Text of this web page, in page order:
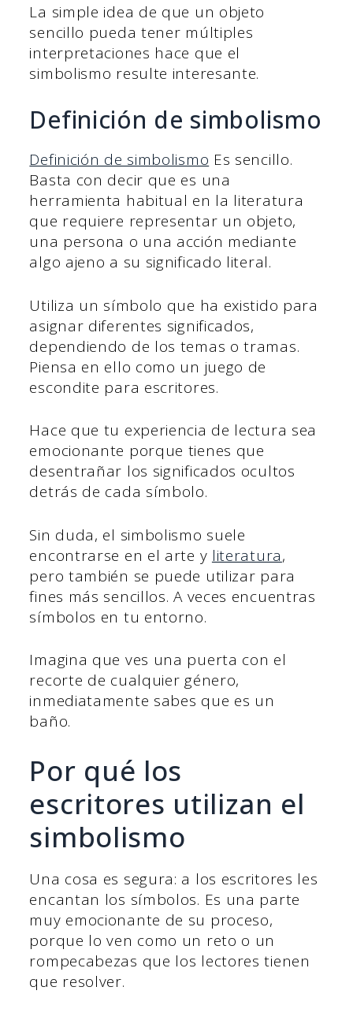
La simple idea de que un objeto
sencillo pueda tener múltiples
interpretaciones hace que el
simbolismo resulte interesante.
Definición de simbolismo
Definición de simbolismo Es sencillo.
Basta con decir que es una
herramienta habitual en la literatura
que requiere representar un objeto,
una persona o una acción mediante
algo ajeno a su significado literal.
Utiliza un símbolo que ha existido para
asignar diferentes significados,
dependiendo de los temas o tramas.
Piensa en ello como un juego de
escondite para escritores.
Hace que tu experiencia de lectura sea
emocionante porque tienes que
desentrañar los significados ocultos
detrás de cada símbolo.
Sin duda, el simbolismo suele
encontrarse en el arte y literatura,
pero también se puede utilizar para
fines más sencillos. A veces encuentras
símbolos en tu entorno.
Imagina que ves una puerta con el
recorte de cualquier género,
inmediatamente sabes que es un
baño.
Por qué los
escritores utilizan el
simbolismo
Una cosa es segura: a los escritores les
encantan los símbolos. Es una parte
muy emocionante de su proceso,
porque lo ven como un reto o un
rompecabezas que los lectores tienen
que resolver.